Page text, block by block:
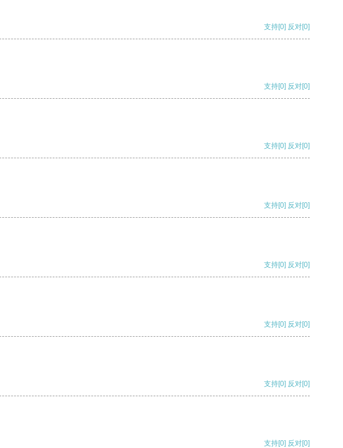
支持[0] 反对[0]
支持[0] 反对[0]
支持[0] 反对[0]
支持[0] 反对[0]
支持[0] 反对[0]
支持[0] 反对[0]
支持[0] 反对[0]
支持[0] 反对[0]